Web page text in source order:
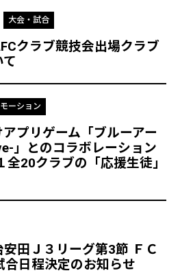
大会・試合
クラブ競技会出場クラブ
ーション
プリゲーム「ブルーアー
」とのコラボレーション
20クラブの「応援生徒」
田Ｊ３リーグ第3節 ＦＣ
日程決定のお知らせ